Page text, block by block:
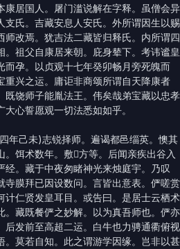
康居国人。屠门滥说解在字释。虽僧会异
支氏。吉藏安息人安氏。外所谓因生以赐
师改焉。犹吉法二藏皆归释氏。内所谓四
祖父自康居来朝。庇身辇下。考讳谧皇
而孕。以贞观十七年癸卯畅月旁死魄而
重兴之运。庸讵非商颂所谓自天降康者
既饶师子能胤法王。伟矣哉弟宝藏以忠孝
心誓愿观一切法悉如如乎。
己未)志锐择师。遍谒都邑缁英。懊其
饵术数年。敷𨵃方等。后闻亲疾出谷入
经。藏于中夜匆睹神光来烛庭宇。乃叹
寺膜拜已因设数问。言皆出意表。俨嗟赏
计仁贤发皇耳目。或告曰。是居士云栖术
。藏既餐俨之妙解。以为真吾师也。俨亦
后发前至高超二运。白牛也力骋通衢俯视
。莫若自知。此之谓游学因缘。岂非以甚